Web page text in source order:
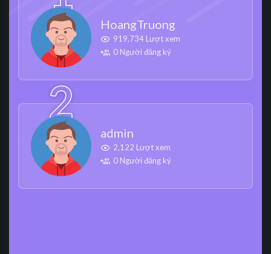
HoangTruong
919,734 Lượt xem
0 Người đăng ký
admin
2,122 Lượt xem
0 Người đăng ký